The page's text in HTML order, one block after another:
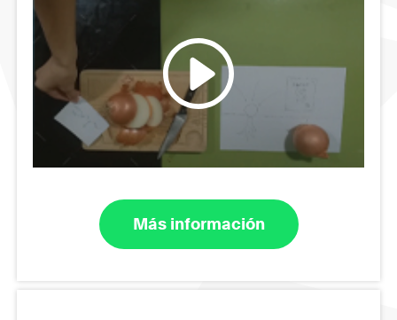
Más información